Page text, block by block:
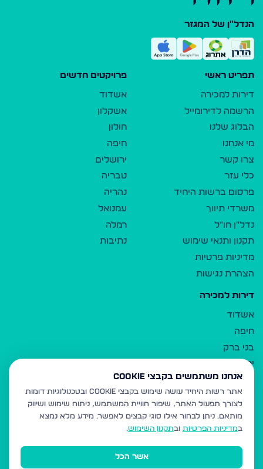
הנדל"ן של המגזר
תפריט ראשי
דירות למכירה
הרשמה לדירומייל
הבלוג שלנו
מי אנחנו
צרו קשר
כלי עזר
פרסום ברשות היחיד
משרדי תיווך
נדל"ן חו"ל
תקנון ותנאי שימוש
מדיניות פרטיות
הצהרת נגישות
פרויקטים חדשים
אשדוד
אשקלון
חולון
חיפה
ירושלים
טבריה
נהריה
עמנואל
רמלה
נתיבות
דירות למכירה
אשדוד
חיפה
בני ברק
ירושלים
אלעד
גבעת זאב
בית שמש
רכסים
מודיעין עילית
אנחנו משתמשים בקבצי Cookie
אתר רשות היחיד עושה שימוש בקבצי Cookie ובטכנולוגיות דומות
לצורך תפעול האתר, שיפור חוויית המשתמש, ניתוח שימוש ושיווק
מותאם. ניתן לבחור אילו סוגי קבצים לאפשר. מידע מלא נמצא
במדיניות הפרטיות ובתקנון השימוש.
אשר הכל